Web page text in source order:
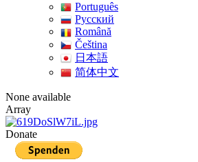
Português
Pусский
Română
Čeština
日本語
简体中文
None available
Array
Donate